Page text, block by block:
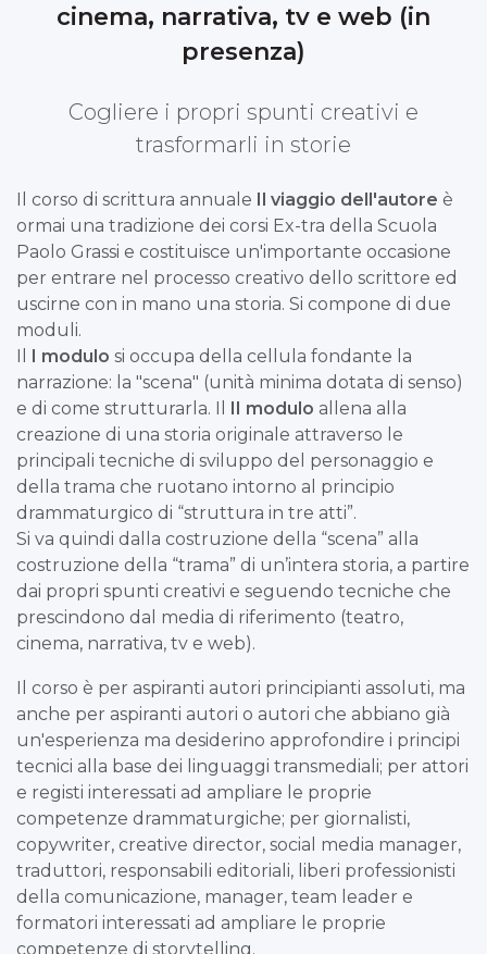
cinema, narrativa, tv e web (in
presenza)
Cogliere i propri spunti creativi e
trasformarli in storie
Il corso di scrittura annuale Il viaggio dell'autore è
ormai una tradizione dei corsi Ex-tra della Scuola
Paolo Grassi e costituisce un'importante occasione
per entrare nel processo creativo dello scrittore ed
uscirne con in mano una storia. Si compone di due
moduli.
Il I modulo si occupa della cellula fondante la
narrazione: la "scena" (unità minima dotata di senso)
e di come strutturarla. Il II modulo allena alla
creazione di una storia originale attraverso le
principali tecniche di sviluppo del personaggio e
della trama che ruotano intorno al principio
drammaturgico di “struttura in tre atti”.
Si va quindi dalla costruzione della “scena” alla
costruzione della “trama” di un’intera storia, a partire
dai propri spunti creativi e seguendo tecniche che
prescindono dal media di riferimento (teatro,
cinema, narrativa, tv e web).
Il corso è per aspiranti autori principianti assoluti, ma
anche per aspiranti autori o autori che abbiano già
un'esperienza ma desiderino approfondire i principi
tecnici alla base dei linguaggi transmediali; per attori
e registi interessati ad ampliare le proprie
competenze drammaturgiche; per giornalisti,
copywriter, creative director, social media manager,
traduttori, responsabili editoriali, liberi professionisti
della comunicazione, manager, team leader e
formatori interessati ad ampliare le proprie
competenze di storytelling.